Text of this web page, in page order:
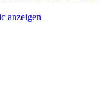
anzeigen